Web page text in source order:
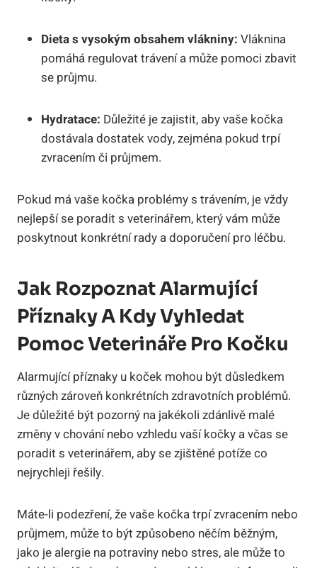
Dieta s vysokým obsahem vlákniny: Vláknina
pomáhá regulovat trávení a může pomoci zbavit
se průjmu.
Hydratace: Důležité je zajistit, aby vaše kočka
dostávala dostatek vody, zejména pokud trpí
zvracením či průjmem.
Pokud má vaše kočka problémy s trávením, je vždy
nejlepší se poradit s veterinářem, který vám může
poskytnout konkrétní rady a doporučení pro léčbu.
Jak Rozpoznat Alarmující
Příznaky A Kdy Vyhledat
Pomoc Veterináře Pro Kočku
Alarmující příznaky u koček mohou být důsledkem
různých zároveň konkrétních zdravotních problémů.
Je důležité být pozorný na jakékoli zdánlivě malé
změny v chování nebo vzhledu vaší kočky a včas se
poradit s veterinářem, aby se zjištěné potíže co
nejrychleji řešily.
Máte-li podezření, že vaše kočka trpí zvracením nebo
průjmem, může to být způsobeno něčím běžným,
jako je alergie na potraviny nebo stres, ale může to